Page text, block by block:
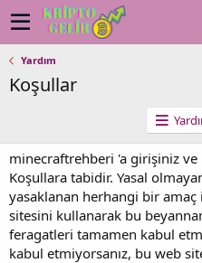
Yardım
Koşullar
minecraftrehberi 'a girişiniz ve
Koşullara tabidir. Yasal
yasaklanan herhangi bir amaç
sitesini kullanarak bu
feragatleri tamamen kabul
kabul etmiyorsanız, bu web